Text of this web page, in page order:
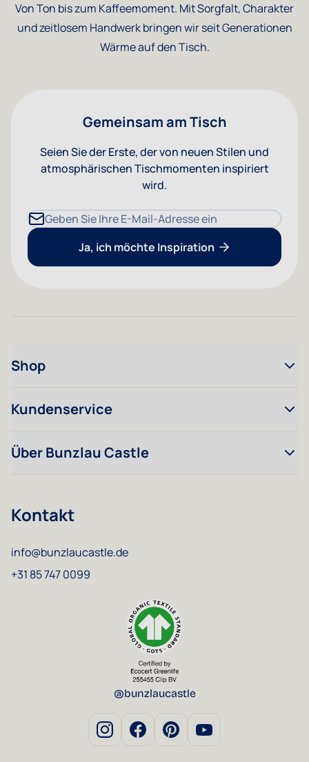
Von Ton bis zum Kaffeemoment. Mit Sorgfalt, Charakter
und zeitlosem Handwerk bringen wir seit Generationen
Wärme auf den Tisch.
Gemeinsam am Tisch
Seien Sie der Erste, der von neuen Stilen und
atmosphärischen Tischmomenten inspiriert
wird.
E-Mailadresse
Ja, ich möchte Inspiration
Shop
Kundenservice
Über Bunzlau Castle
Kontakt
info@bunzlaucastle.de
+31 85 747 0099
@bunzlaucastle